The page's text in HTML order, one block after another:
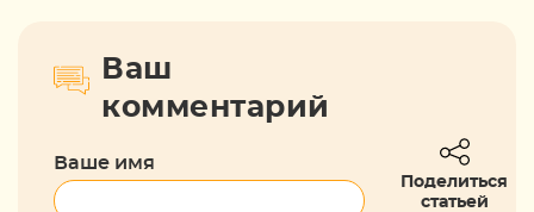
Ваш
комментарий
Ваше имя
Поделиться
статьей